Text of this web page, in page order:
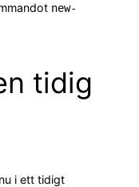
new-
tidig
i ett tidigt